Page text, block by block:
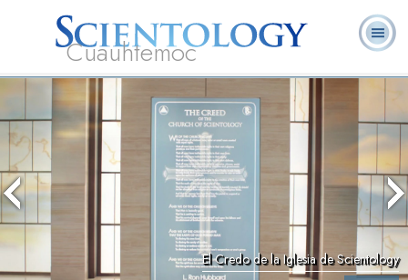
Cuauhtemoc
L. Ronald
Scientology?
Voluntarios
Preguntas
Frecuentes
El Credo de la Iglesia de Scientology